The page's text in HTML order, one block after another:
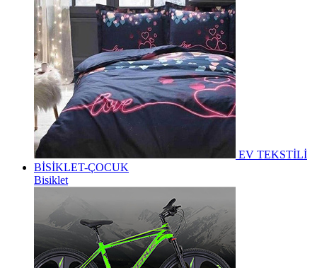
EV TEKSTİLİ
BİSİKLET-ÇOCUK
Bisiklet